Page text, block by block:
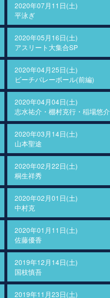
2020年07月11日(土)
平泳ぎ
2020年05月16日(土)
アスリート大集合SP
2020年04月25日(土)
ビーチバレーボール(前編)
2020年04月04日(土)
志水祐介・棚村克行・稲場悠介
2020年03月14日(土)
山本聖途
2020年02月22日(土)
桐生祥秀
2020年02月01日(土)
中村克
2020年01月11日(土)
佐藤優香
2019年12月14日(土)
国枝慎吾
2019年11月23日(土)